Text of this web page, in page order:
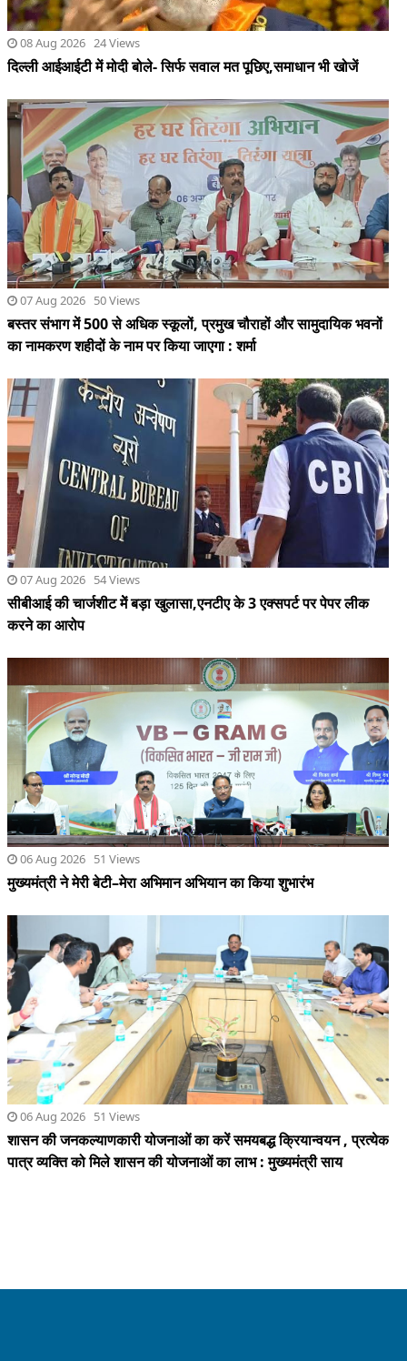
08 Aug 2026 24 Views
दिल्ली आईआईटी में मोदी बोले- सिर्फ सवाल मत पूछिए,समाधान भी खोजें
07 Aug 2026 50 Views
बस्तर संभाग में 500 से अधिक स्कूलों, प्रमुख चौराहों और सामुदायिक भवनों
का नामकरण शहीदों के नाम पर किया जाएगा : शर्मा
07 Aug 2026 54 Views
सीबीआई की चार्जशीट मेें बड़ा खुलासा,एनटीए के 3 एक्सपर्ट पर पेपर लीक
करने का आरोप
06 Aug 2026 51 Views
मुख्यमंत्री ने मेरी बेटी–मेरा अभिमान अभियान का किया शुभारंभ
06 Aug 2026 51 Views
शासन की जनकल्याणकारी योजनाओं का करें समयबद्ध क्रियान्वयन , प्रत्येक
पात्र व्यक्ति को मिले शासन की योजनाओं का लाभ : मुख्यमंत्री साय